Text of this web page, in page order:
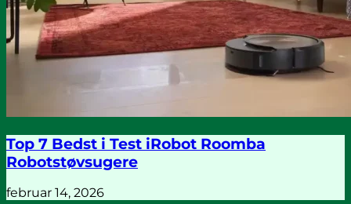
Top 7 Bedst i Test iRobot Roomba
Robotstøvsugere
februar 14, 2026